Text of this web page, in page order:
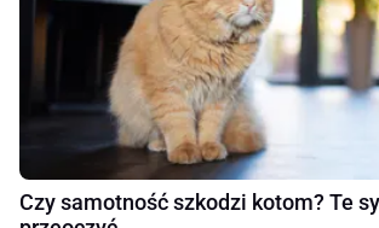
Czy samotność szkodzi kotom? Te